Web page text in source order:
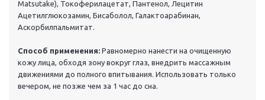
Matsutake), Токоферилацетат, Пантенол, Лецитин
Ацетилглюкозамин, Бисаболол, Галактоарабинан,
Аскорбилпальмитат.
Способ применения: Равномерно нанести на очищенную
кожу лица, обходя зону вокруг глаз, внедрить массажным
движениями до полного впитывания. Использовать только
вечером, не позже чем за 1 час до сна.